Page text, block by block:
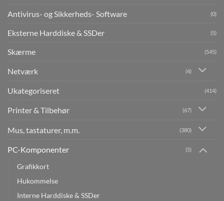
Antivirus- og Sikkerheds- Software (0)
Eksterne Harddiske & SSDer (5)
Skærme (545)
Netværk (4)
Ukategoriseret (414)
Printer & Tilbehør (67)
Mus, tastaturer, m.m. (380)
PC-Komponenter (5)
Grafikkort
Hukommelse
Interne Harddiske & SSDer